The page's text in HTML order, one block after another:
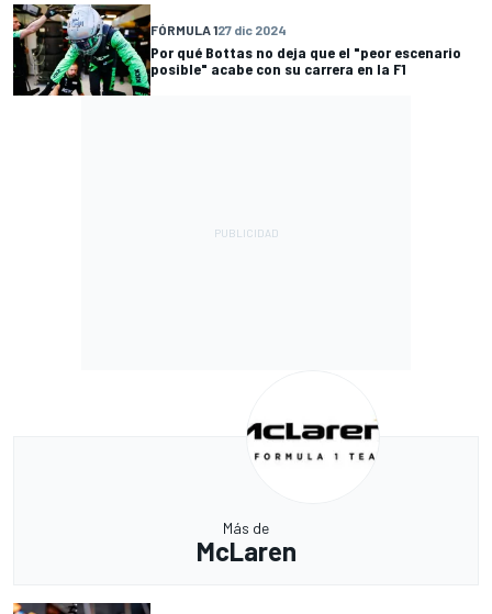
FÓRMULA 127 dic 2024
Por qué Bottas no deja que el "peor escenario
posible" acabe con su carrera en la F1
Más de
McLaren